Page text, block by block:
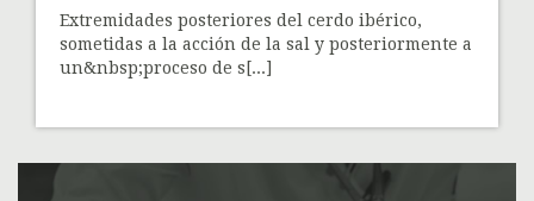
Extremidades posteriores del cerdo ibérico,
sometidas a la acción de la sal y posteriormente a
un&nbsp;proceso de s[...]